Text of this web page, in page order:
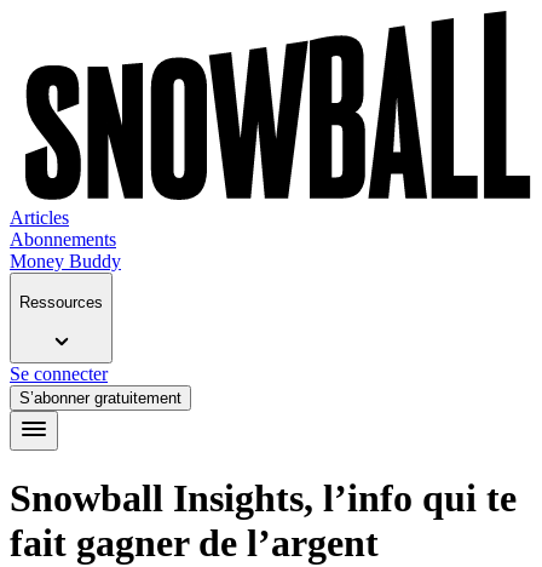
Articles
Abonnements
Money Buddy
Ressources
Se connecter
S’abonner gratuitement
Snowball Insights, l’info qui te
fait gagner de l’argent